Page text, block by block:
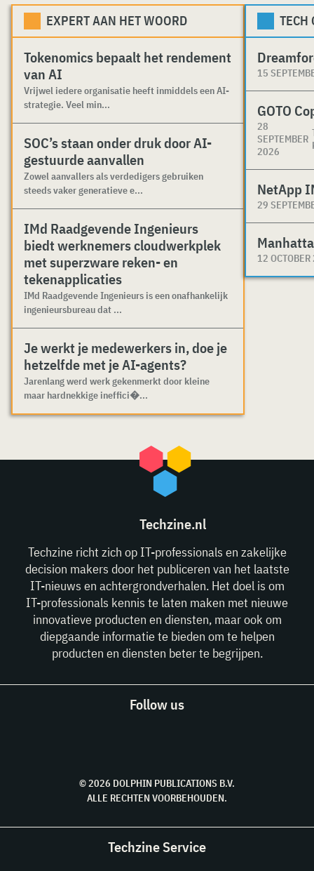
EXPERT AAN HET WOORD
Tokenomics bepaalt het rendement
van AI
Vrijwel iedere organisatie heeft inmiddels een AI-
strategie. Veel min...
SOC’s staan onder druk door AI-
gestuurde aanvallen
Zowel aanvallers als verdedigers gebruiken
steeds vaker generatieve e...
IMd Raadgevende Ingenieurs
biedt werknemers cloudwerkplek
met superzware reken- en
tekenapplicaties
IMd Raadgevende Ingenieurs is een onafhankelijk
ingenieursbureau dat ...
Je werkt je medewerkers in, doe je
hetzelfde met je AI-agents?
Jarenlang werd werk gekenmerkt door kleine
maar hardnekkige ineffici�...
TECH
15
GOTO
28
SEPTEMBER
2026
NetApp
29
12
Techzine.nl
Techzine richt zich op IT-professionals en zakelijke
decision makers door het publiceren van het laatste
IT-nieuws en achtergrondverhalen. Het doel is om
IT-professionals kennis te laten maken met nieuwe
innovatieve producten en diensten, maar ook om
diepgaande informatie te bieden om te helpen
producten en diensten beter te begrijpen.
Follow us
© 2026 DOLPHIN PUBLICATIONS B.V.
ALLE RECHTEN VOORBEHOUDEN.
Techzine Service